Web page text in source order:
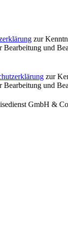
zur
und
zur
und
GmbH &